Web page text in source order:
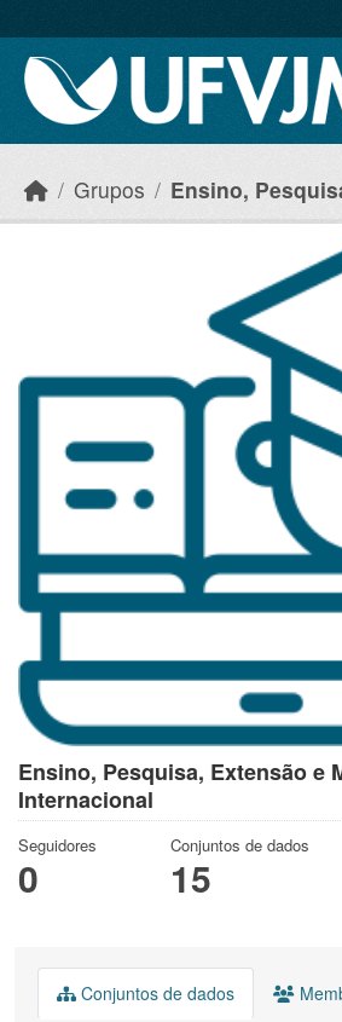
Grupos Ensino,
Ensino, Pesquisa, Extensão e
Internacional
Seguidores
0
Conjuntos de dados
15
Conjuntos de dados